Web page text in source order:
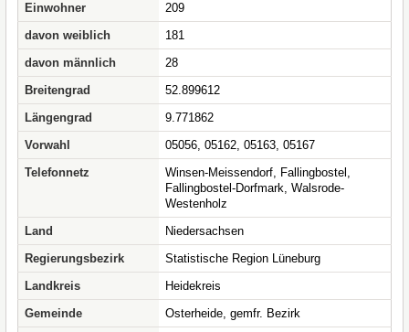
Einwohner
209
davon weiblich
181
davon männlich
28
Breitengrad
52.899612
Längengrad
9.771862
Vorwahl
05056, 05162, 05163, 05167
Telefonnetz
Winsen-Meissendorf, Fallingbostel,
Fallingbostel-Dorfmark, Walsrode-
Westenholz
Land
Niedersachsen
Regierungsbezirk
Statistische Region Lüneburg
Landkreis
Heidekreis
Gemeinde
Osterheide, gemfr. Bezirk